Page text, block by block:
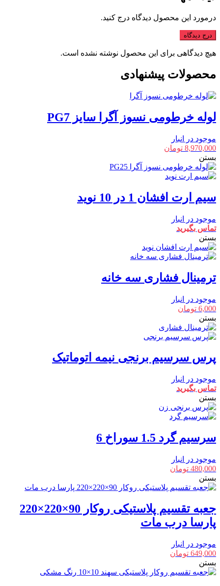
درمورد این محصول دیدگاه درج کنید.
درج دیدگاه
هیچ دیدگاهی برای این محصول نوشته نشده است.
محصولات پیشنهادی
لوله خرطومی نسوز آگرا سایز PG7
موجود در انبار
8,970,000 تومان
بستن
سیم ارت افشان 1 در 10 نوید
موجود در انبار
تماس بگیرید
بستن
ترمینال فشاری سه خانه
موجود در انبار
6,000 تومان
بستن
پرس سرسیم برنجی نیمه اتوماتیک
موجود در انبار
تماس بگیرید
بستن
سرسیم گرد 1.5 سوراخ 6
موجود در انبار
480,000 تومان
بستن
جعبه تقسیم پلاستیکی روکار 90×220×220
پارسا درب مات
موجود در انبار
649,000 تومان
بستن